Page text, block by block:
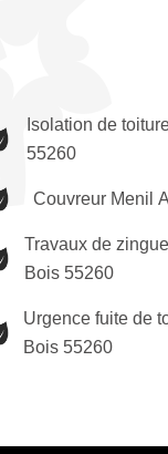
Isolation de
55260
Couvreur Menil
Travaux de
Bois 55260
Urgence fuite de
Bois 55260